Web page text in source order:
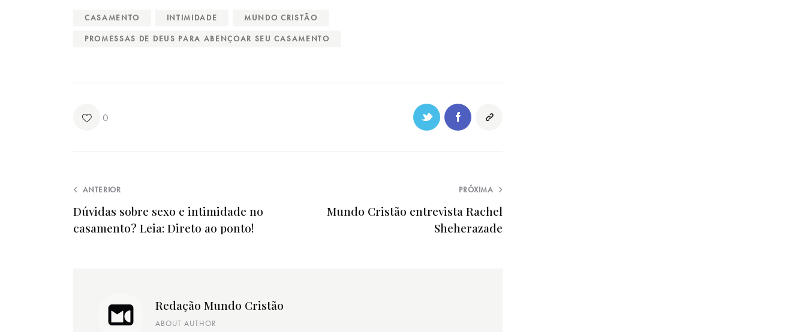
CASAMENTO INTIMIDADE MUNDO CRISTÃO
PROMESSAS DE DEUS PARA ABENÇOAR SEU CASAMENTO
0
ANTERIOR
Dúvidas sobre sexo e intimidade no
casamento? Leia: Direto ao ponto!
PRÓXIMA
Mundo Cristão entrevista Rachel
Sheherazade
Redação Mundo Cristão
ABOUT AUTHOR